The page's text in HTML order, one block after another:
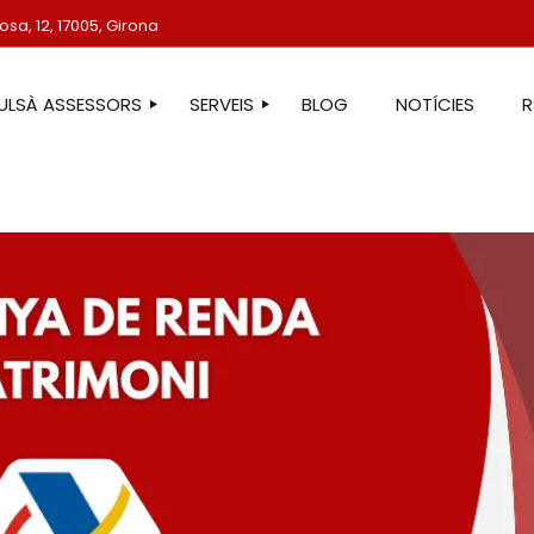
12, 17005, Girona
ASSESSORS SERVEIS
ASSESSORIA JURÍDICA
ASSESSORIA ADMINISTRATIVA
ASSESSORIA DE COMUNICACIÓ
ASSESSORIA EN ESTRANGERIA
BLOG NOTÍCIES